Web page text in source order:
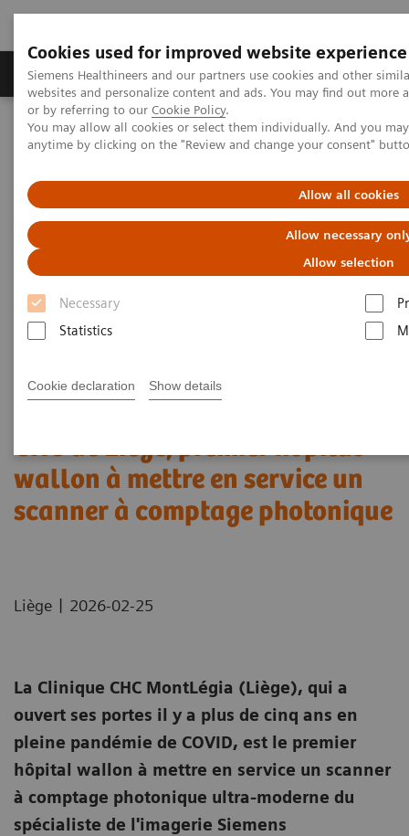
Cookies used for improved website experience
Siemens Healthineers and our partners use cookies and other
websites and personalize content and ads. You may find out
or by referring to our Cookie Policy.
You may allow all cookies or select them individually. And you
anytime by clicking on the "Review and change your consent"
Allow all cookies
Allow necessary
Allow selection
Necessary
Statistics
Cookie declaration Show details
Produits & Services À propos de
Home
Actualités
CHC de Liège : Premier scanner à comptage photonique en
CHC de Liège, premier hôpital
wallon à mettre en service un
scanner à comptage photonique
Liège | 2026-02-25
La Clinique CHC MontLégia (Liège), qui a
ouvert ses portes il y a plus de cinq ans en
pleine pandémie de COVID, est le premier
hôpital wallon à mettre en service un scanner
à comptage photonique ultra-moderne du
spécialiste de l'imagerie Siemens